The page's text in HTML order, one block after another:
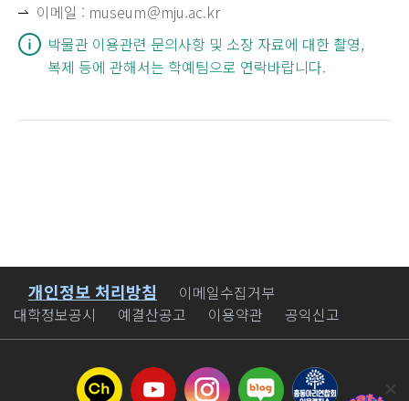
이메일 : museum＠mju.ac.kr
박물관 이용관련 문의사항 및 소장 자료에 대한 촬영,
복제 등에 관해서는 학예팀으로 연락바랍니다.
바로가기
개인정보 처리방침
이메일수집거부
대학정보공시
예결산공고 이용약관 공익신고